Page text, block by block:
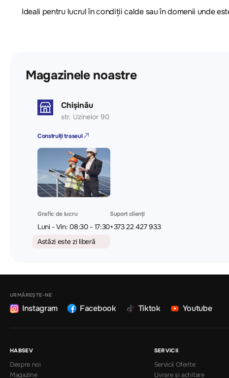
Ideali pentru lucrul în condiții calde sau în domenii unde
Magazinele noastre
Chișinău
str. Uzinelor 90
Construiți traseul
Grafic de lucru
Luni - Vin: 08:30 - 17:30
Astăzi este zi liberă
Suport clienți
+373 22 427 933
URMĂREȘTE-NE
Instagram Facebook Tiktok Youtube
HABSEV
Despre noi
Magazine
SERVICII
Servicii Oferite
Livrare și achitare